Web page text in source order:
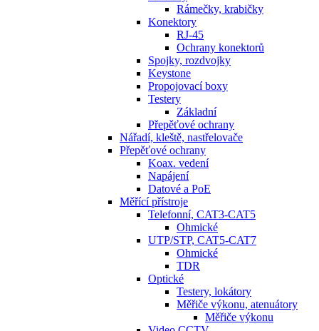
Rámečky, krabičky
Konektory
RJ-45
Ochrany konektorů
Spojky, rozdvojky
Keystone
Propojovací boxy
Testery
Základní
Přepěťové ochrany
Nářadí, kleště, nastřelovače
Přepěťové ochrany
Koax. vedení
Napájení
Datové a PoE
Měřící přístroje
Telefonní, CAT3-CAT5
Ohmické
UTP/STP, CAT5-CAT7
Ohmické
TDR
Optické
Testery, lokátory
Měřiče výkonu, atenuátory
Měřiče výkonu